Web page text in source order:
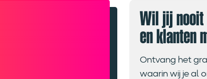
Wil jij
en klanten
Ontvang het
waarin wij je al